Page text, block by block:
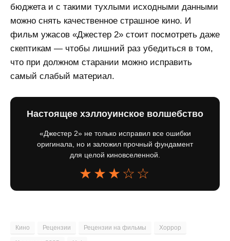
бюджета и с такими тухлыми исходными данными
можно снять качественное страшное кино. И
фильм ужасов «Джестер 2» стоит посмотреть даже
скептикам — чтобы лишний раз убедиться в том,
что при должном старании можно исправить
самый слабый материал.
Настоящее хэллоуинское волшебство
«Джестер 2» не только исправил все ошибки
оригинала, но и заложил прочный фундамент
для целой киновселенной.
★★★☆☆
Кино Рецензии Рецензии на фильмы Хоррор